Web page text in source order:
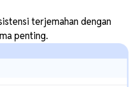
terjemahan dengan
penting.